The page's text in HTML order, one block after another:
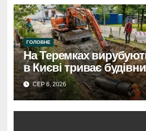
ГОЛОВНЕ
На Теремках
в Києві триває
теплотраси
СЕР 6, 2026